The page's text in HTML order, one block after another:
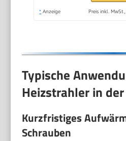
Schwarz
* Anzeige Preis inkl.
Typische
Heizstrahler in der
Kurzfristiges
Schrauben